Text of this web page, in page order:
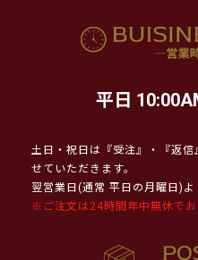
平日
土日・祝日は『受注』・『返
せていただきます。
翌営業日(通常 平日の月曜日)よ
※ご注文は24時間年中無休でお